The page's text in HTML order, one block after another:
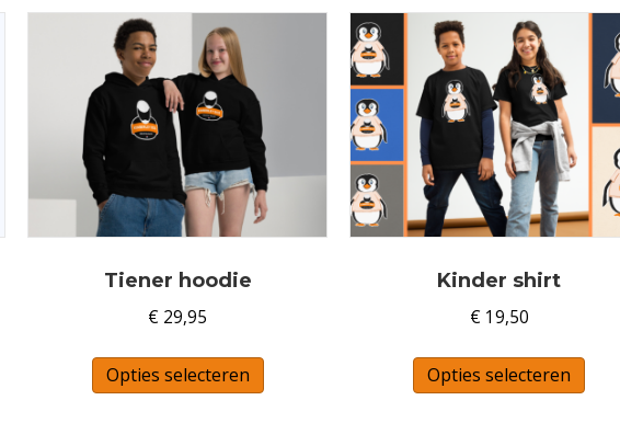
Tiener hoodie
€ 29,95
Opties selecteren
Dit
product
Kinder shirt
€ 19,50
Opties selecteren
Dit